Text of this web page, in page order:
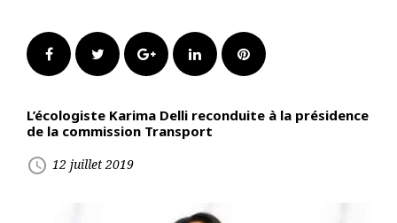
FacebookTwitter Google+LinkedInPinterest
L’écologiste Karima Delli reconduite à la présidence
de la commission Transport
access_time 12 juillet 2019